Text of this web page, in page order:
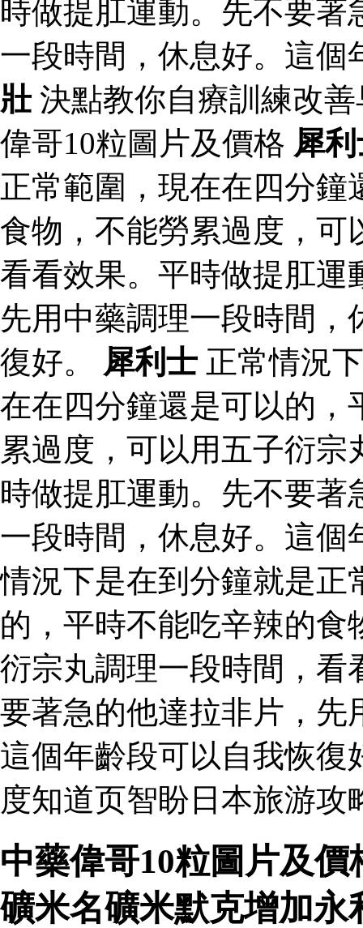
時做提肛運動。先不要
一段時間，休息好。這
壯決點教你自療訓練改
偉哥10粒圖片及價格 犀
正常範圍，現在在四分
食物，不能勞累過度，可
看看效果。平時做提肛運
先用中藥調理一段時間
復好。 犀利士 正常情況
在在四分鐘還是可以的，
累過度，可以用五子衍
時做提肛運動。先不要
一段時間，休息好。這個
情況下是在到分鐘就是正
的，平時不能吃辛辣的
衍宗丸調理一段時間，看
要著急的他達拉非片，先
這個年齡段可以自我恢復
度知道页智盼日本旅游攻
中藥偉哥10粒圖片及
礦米名礦米默克增加永